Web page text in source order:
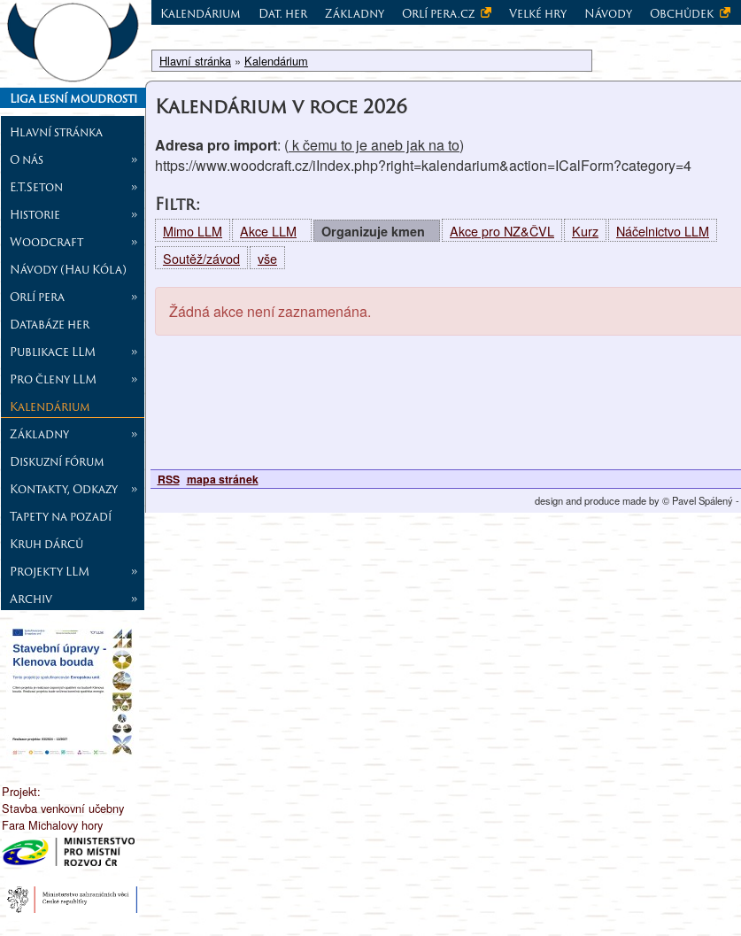
Liga lesní moudrosti
Hlavní stránka
O nás
»
E.T.Seton
»
Historie
»
Woodcraft
»
Návody (Hau Kóla)
Orlí pera
»
Databáze her
Publikace LLM
»
Pro členy LLM
»
Kalendárium
Základny
»
Diskuzní fórum
Kontakty, Odkazy
»
Tapety na pozadí
Kruh dárců
Projekty LLM
»
Archiv
»
Projekt:
Stavba venkovní učebny
Fara Michalovy hory
Kalendárium Dat. her Základny Orlí pera.cz Velké hry Návody Obchůdek
Hlavní stránka » Kalendárium
Kalendárium v roce 2026
Adresa pro import: ( k čemu to je aneb jak na to)
https://www.woodcraft.cz/iIndex.php?right=kalendarium&action=ICalForm?category=4
Filtr:
Mimo LLM Akce LLM Organizuje kmen Akce pro NZ&ČVL Kurz
Náčelnictvo LLM
Soutěž/závod
vše
Žádná akce není zaznamenána.
RSS mapa stránek
design and produce made by © Pavel Spálený -